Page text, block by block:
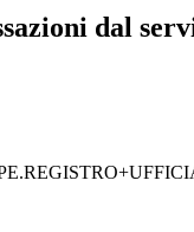
dal